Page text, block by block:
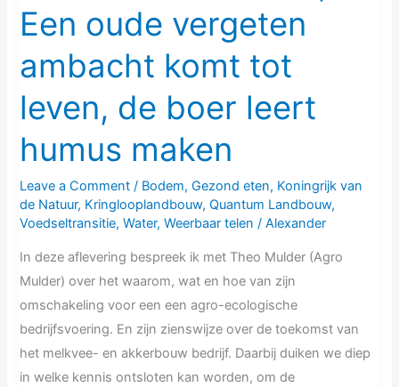
Een oude vergeten
ambacht komt tot
leven, de boer leert
humus maken
Leave a Comment / Bodem,Gezond eten, Koningrijk van
de Natuur, Kringlooplandbouw,Quantum Landbouw,
Voedseltransitie,Water,Weerbaar telen /Alexander
In deze aflevering bespreek ik met Theo Mulder (Agro
Mulder) over het waarom, wat en hoe van zijn
omschakeling voor een een agro-ecologische
bedrijfsvoering. En zijn zienswijze over de toekomst van
het melkvee- en akkerbouw bedrijf. Daarbij duiken we diep
in welke kennis ontsloten kan worden, om de
de
boer
leert
maken